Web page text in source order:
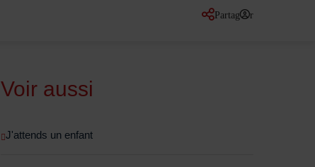
Partager
sur les réseaux
Voir aussi
J'attends un enfant